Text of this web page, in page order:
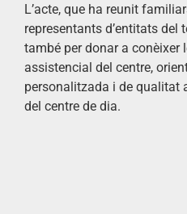
L’acte, que ha reunit
representants d’entitats del
també per donar a conèixer
assistencial del centre,
personalitzada i de qualitat
del centre de dia.